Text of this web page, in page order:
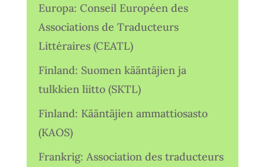
Europa: Conseil Européen des
Associations de Traducteurs
Littéraires (CEATL)
Finland: Suomen kääntäjien ja
tulkkien liitto (SKTL)
Finland: Kääntäjien ammattiosasto
(KAOS)
Frankrig: Association des traducteurs